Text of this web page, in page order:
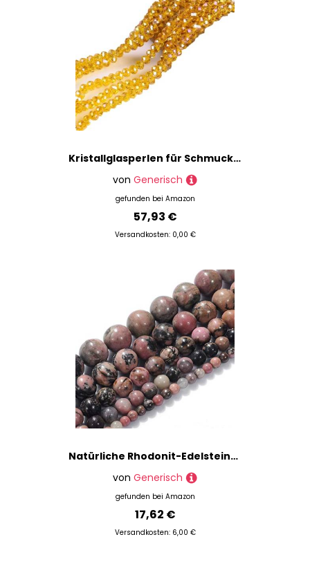
Kristallglasperlen für Schmuckherstellung, Armbänder und Halsketten
von Generisch
gefunden bei Amazon
57,93 €
Versandkosten: 0,00 €
Natürliche Rhodonit-Edelsteine, rund, lose Perlen (Energie/Heilung), 8 mm, 1 Strang, 15 Stück, für DIY-Schmuckherstellung
von Generisch
gefunden bei Amazon
17,62 €
Versandkosten: 6,00 €